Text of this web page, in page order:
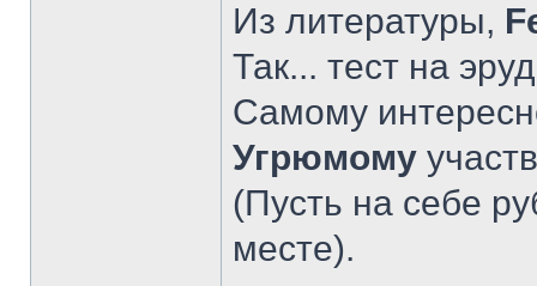
Из литературы,
Так... тест на
Самому
Угрюмому
(Пусть на себе
месте).